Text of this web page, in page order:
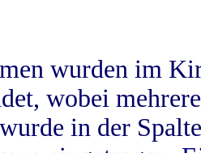
wurden im
wobei
in der